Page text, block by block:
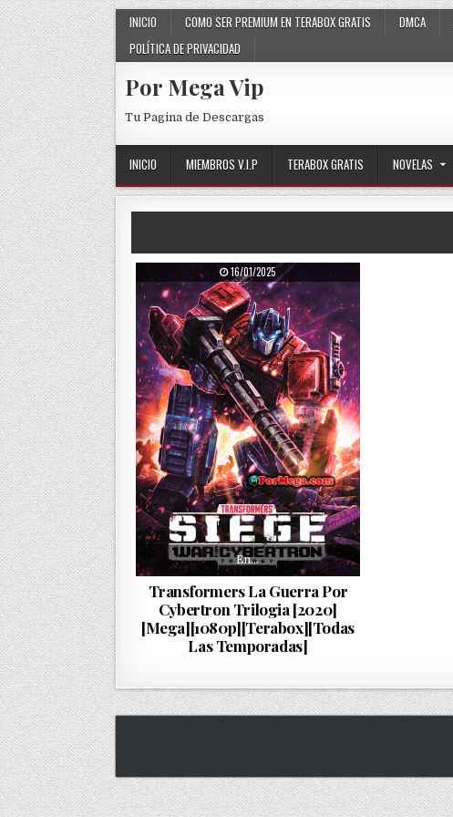
Skip to content INICIO COMO SER PREMIUM EN TERABOX GRATIS DMCA
POLÍTICA DE PRIVACIDAD
Por Mega Vip
Tu Pagina de Descargas
INICIO MIEMBROS V.I.P TERABOX GRATIS NOVELAS
PUBLISHED DATE:
16/01/2025
En…
Transformers La Guerra Por
Cybertron Trilogia [2020]
[Mega][1080p][Terabox][Todas
Las Temporadas]